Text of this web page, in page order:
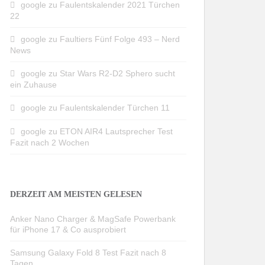
google zu Faulentskalender 2021 Türchen
22
google zu Faultiers Fünf Folge 493 – Nerd
News
google zu Star Wars R2-D2 Sphero sucht
ein Zuhause
google zu Faulentskalender Türchen 11
google zu ETON AIR4 Lautsprecher Test
Fazit nach 2 Wochen
DERZEIT AM MEISTEN GELESEN
Anker Nano Charger & MagSafe Powerbank
für iPhone 17 & Co ausprobiert
Samsung Galaxy Fold 8 Test Fazit nach 8
Tagen